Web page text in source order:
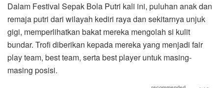
Dalam Festival Sepak Bola Putri kali ini, puluhan anak dan
remaja putri dari wilayah kediri raya dan sekitarnya unjuk
gigi, memperlihatkan bakat mereka mengolah si kulit
bundar. Trofi diberikan kepada mereka yang menjadi fair
play team, best team, serta best player untuk masing-
masing posisi.